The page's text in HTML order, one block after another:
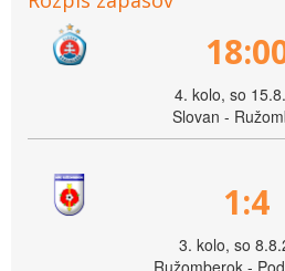
4. kolo, so
Slovan -
1:4
3. kolo, so
Ružomberok -